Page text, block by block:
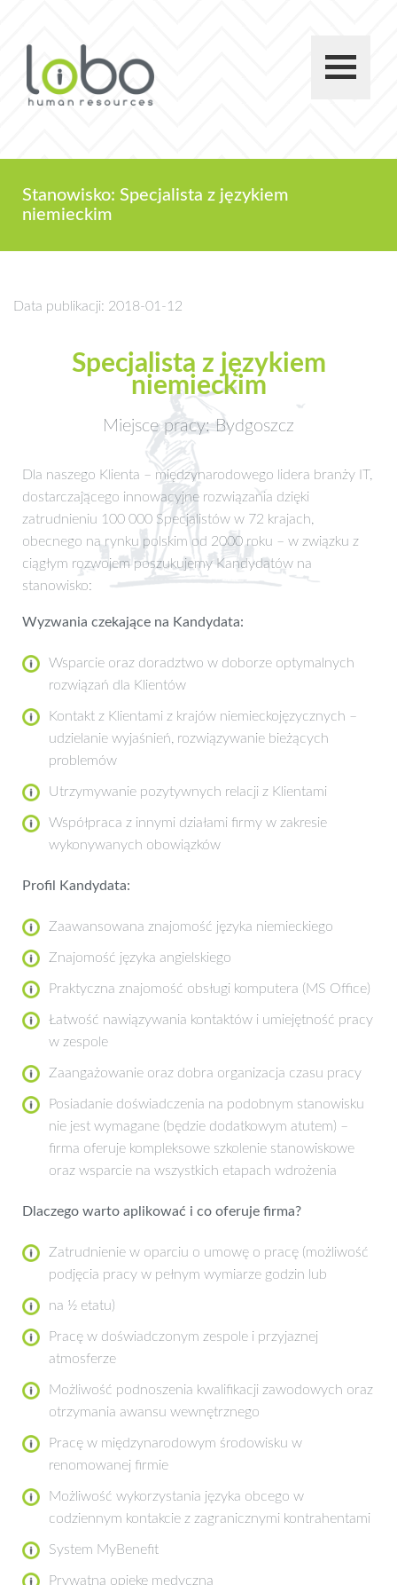
Stanowisko: Specjalista z językiem
niemieckim
Data publikacji: 2018-01-12
Specjalista z językiem
niemieckim
Miejsce pracy: Bydgoszcz
Dla naszego Klienta – międzynarodowego lidera branży IT,
dostarczającego innowacyjne rozwiązania dzięki
zatrudnieniu 100 000 Specjalistów w 72 krajach,
obecnego na rynku polskim od 2000 roku – w związku z
ciągłym rozwojem poszukujemy Kandydatów na
stanowisko:
Wyzwania czekające na Kandydata:
Wsparcie oraz doradztwo w doborze optymalnych
rozwiązań dla Klientów
Kontakt z Klientami z krajów niemieckojęzycznych –
udzielanie wyjaśnień, rozwiązywanie bieżących
problemów
Utrzymywanie pozytywnych relacji z Klientami
Współpraca z innymi działami firmy w zakresie
wykonywanych obowiązków
Profil Kandydata:
Zaawansowana znajomość języka niemieckiego
Znajomość języka angielskiego
Praktyczna znajomość obsługi komputera (MS Office)
Łatwość nawiązywania kontaktów i umiejętność pracy
w zespole
Zaangażowanie oraz dobra organizacja czasu pracy
Posiadanie doświadczenia na podobnym stanowisku
nie jest wymagane (będzie dodatkowym atutem) –
firma oferuje kompleksowe szkolenie stanowiskowe
oraz wsparcie na wszystkich etapach wdrożenia
Dlaczego warto aplikować i co oferuje firma?
Zatrudnienie w oparciu o umowę o pracę (możliwość
podjęcia pracy w pełnym wymiarze godzin lub
na ½ etatu)
Pracę w doświadczonym zespole i przyjaznej
atmosferze
Możliwość podnoszenia kwalifikacji zawodowych oraz
otrzymania awansu wewnętrznego
Pracę w międzynarodowym środowisku w
renomowanej firmie
Możliwość wykorzystania języka obcego w
codziennym kontakcie z zagranicznymi kontrahentami
System MyBenefit
Prywatną opiekę medyczną